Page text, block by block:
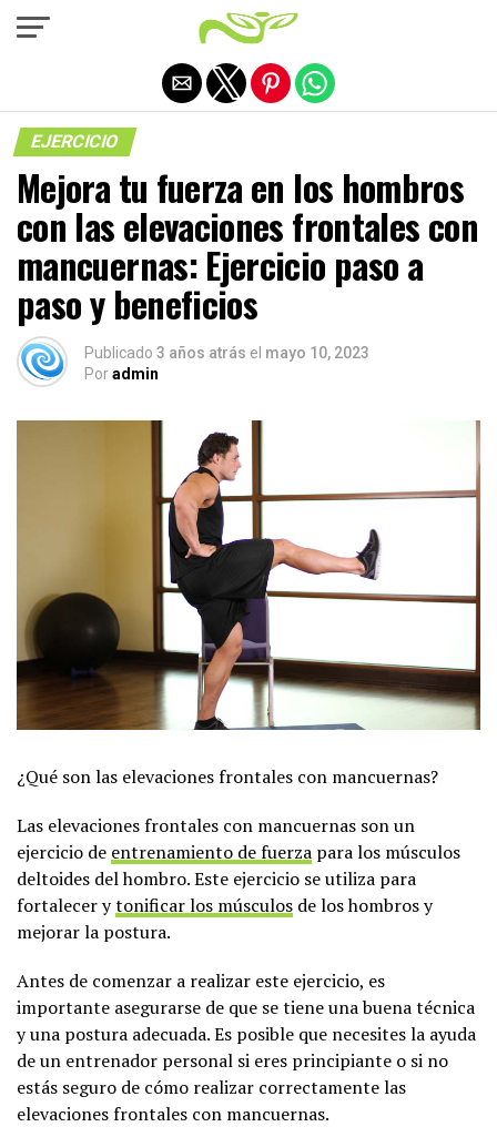
EJERCICIO
Mejora tu fuerza en los hombros
con las elevaciones frontales con
mancuernas: Ejercicio paso a
paso y beneficios
Publicado 3 años atrás el mayo 10, 2023
Poradmin
¿Qué son las elevaciones frontales con mancuernas?
Las elevaciones frontales con mancuernas son un
ejercicio de entrenamiento de fuerza para los músculos
deltoides del hombro. Este ejercicio se utiliza para
fortalecer ytonificar los músculos de los hombros y
mejorar la postura.
Antes de comenzar a realizar este ejercicio, es
importante asegurarse de que se tiene una buena técnica
y una postura adecuada. Es posible que necesites la ayuda
de un entrenador personal si eres principiante o si no
estás seguro de cómo realizar correctamente las
elevaciones frontales con mancuernas.
Salir de la versión móvil